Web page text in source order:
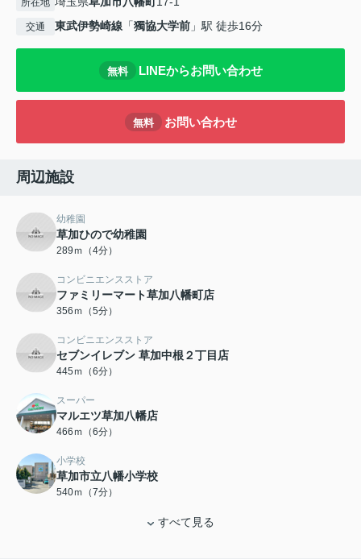
所在地
交通 東武伊勢崎線 「獨協大学前 」駅 徒歩16分
無料 LINEからお問い合わせ
無料 お問い合わせ
周辺施設
幼稚園
草加ひので幼稚園
289ｍ（4分）
コンビニエンスストア
ファミリーマート草加八幡町店
356ｍ（5分）
コンビニエンスストア
セブンイレブン 草加中根２丁目店
445ｍ（6分）
スーパー
マルエツ草加八幡店
466ｍ（6分）
小学校
草加市立八幡小学校
540ｍ（7分）
すべて見る